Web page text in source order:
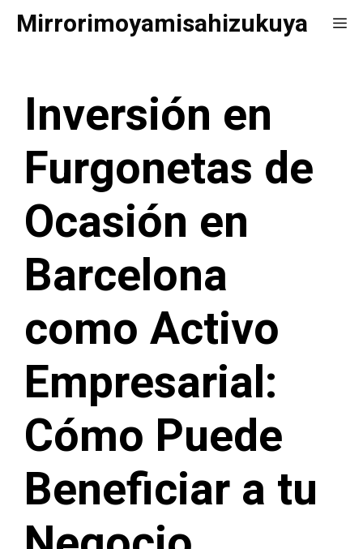
Saltar
Mirrorimoyamisahizukuya
Inversión en
Furgonetas de
Ocasión en
Barcelona
como Activo
Empresarial:
Cómo Puede
Beneficiar a tu